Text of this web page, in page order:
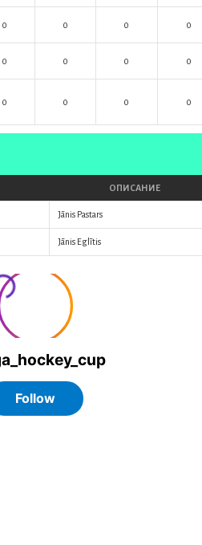
0 0 0 0
0 0 0 0
0 0 0 0
ОПИСАНИЕ
Jānis Pastars
Jānis Eglītis